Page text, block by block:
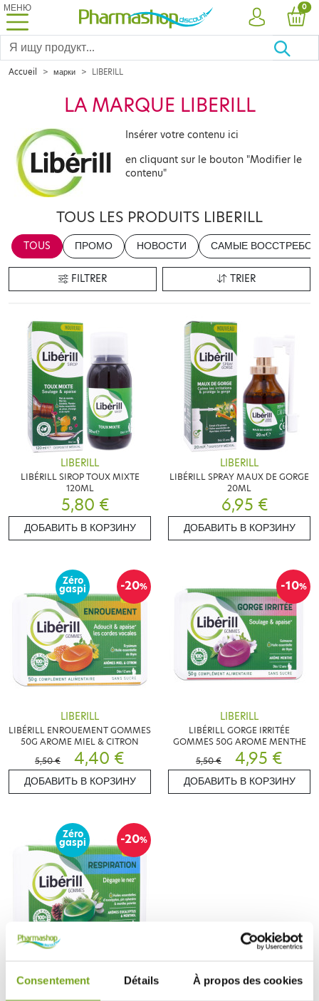
Consentement Détails À propos des cookies
МЕНЮ
УЧЕТНАЯ
0
Accueil марки LIBERILL
LA MARQUE LIBERILL
Insérer votre contenu ici
en cliquant sur le bouton "Modifier le
contenu"
TOUS LES PRODUITS LIBERILL
TOUS ПРОМО НОВОСТИ САМЫЕ
FILTRER TRIER
LIBERILL
LIBÉRILL SIROP TOUX MIXTE
120ML
5,80 €
ДОБАВИТЬ В КОРЗИНУ
LIBERILL
LIBÉRILL SPRAY MAUX DE GORGE
20ML
6,95 €
ДОБАВИТЬ В КОРЗИНУ
-20%
Zéro
gaspi
LIBERILL
LIBÉRILL ENROUEMENT GOMMES
50G AROME MIEL & CITRON
5,50 €
4,40 €
ДОБАВИТЬ В КОРЗИНУ
-10%
LIBERILL
LIBÉRILL GORGE IRRITÉE
GOMMES 50G AROME MENTHE
5,50 €
4,95 €
ДОБАВИТЬ В КОРЗИНУ
-20%
Zéro
gaspi
LIBÉRILL RESPIRATION GOMMES